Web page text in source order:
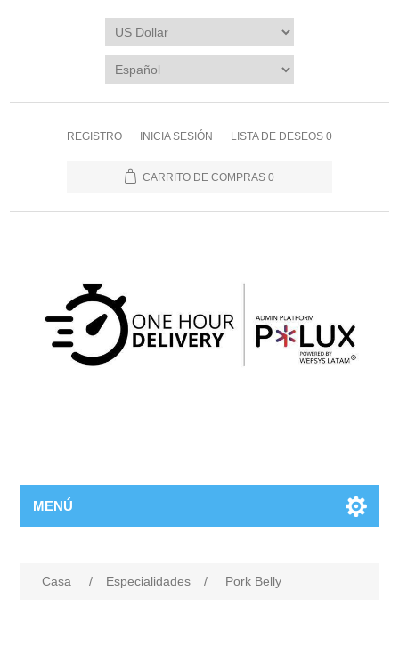
REGISTRO INICIA SESIÓN LISTA DE DESEOS 0
CARRITO DE COMPRAS 0
MENÚ
Casa / Especialidades / Pork Belly